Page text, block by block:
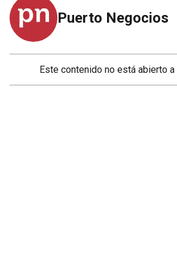
Puerto Negocios
Este contenido no está abierto